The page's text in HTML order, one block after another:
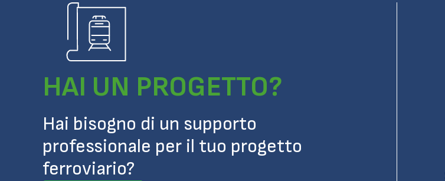
HAI UN PROGETTO?
Hai bisogno di un supporto
professionale per il tuo progetto
ferroviario?